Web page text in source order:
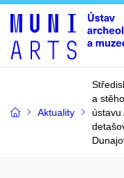
Aktuality
a
ústavu